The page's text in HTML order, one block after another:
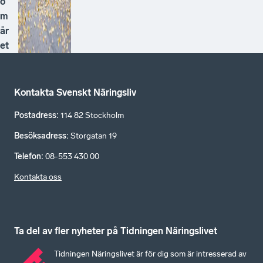
m
år
et
Kontakta Svenskt Näringsliv
Postadress: 114 82 Stockholm
Besöksadress: Storgatan 19
Telefon: 08-553 430 00
Kontakta oss
Ta del av fler nyheter på Tidningen Näringslivet
Tidningen Näringslivet är för dig som är intresserad av